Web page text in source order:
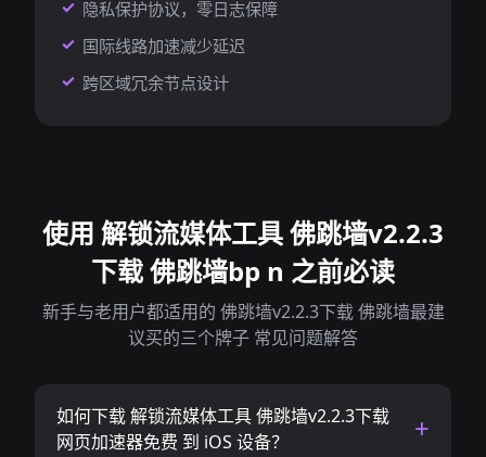
隐私保护协议，零日志保障
国际线路加速减少延迟
跨区域冗余节点设计
使用 解锁流媒体工具 佛跳墙v2.2.3
下载 佛跳墙bp n 之前必读
新手与老用户都适用的 佛跳墙v2.2.3下载 佛跳墙最建
议买的三个牌子 常见问题解答
如何下载 解锁流媒体工具 佛跳墙v2.2.3下载
网页加速器免费 到 iOS 设备？